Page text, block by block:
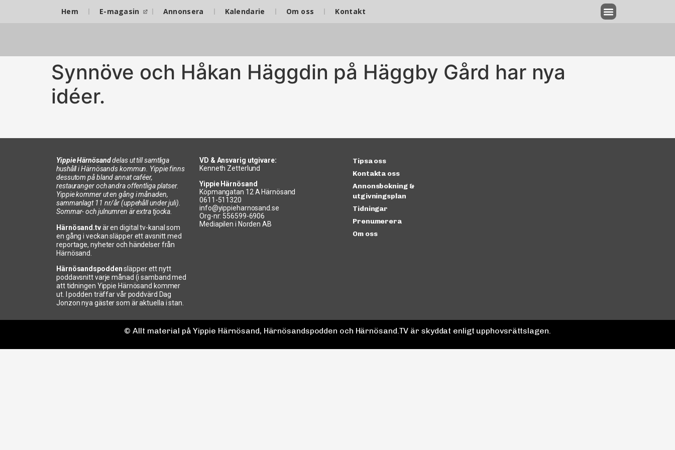
Hem E-magasin Annonsera Kalendarie Om oss Kontakt
Synnöve och Håkan Häggdin på Häggby Gård har nya
idéer.
Yippie Härnösanddelas ut till samtliga
hushåll i Härnösands kommun. Yippie finns
dessutom på bland annat caféer,
restauranger och andra offentliga platser.
Yippie kommer ut en gång i månaden,
sammanlagt 11 nr/år (uppehåll under juli).
Sommar- och julnumren är extra tjocka.
Härnösand.tvär en digital tv-kanal som
en gång i veckan släpper ett avsnitt med
reportage, nyheter och händelser från
Härnösand.
Härnösandspoddensläpper ett nytt
poddavsnitt varje månad (i samband med
att tidningen Yippie Härnösand kommer
ut. I podden träffar vår poddvärd Dag
Jonzon nya gäster som är aktuella i stan.
VD & Ansvarig utgivare:
Kenneth Zetterlund
Yippie Härnösand
Köpmangatan 12 A Härnösand
0611-511320
info@yippieharnosand.se
Org-nr: 556599-6906
Mediapilen i Norden AB
Tipsa oss
Kontakta oss
Annonsbokning &
utgivningsplan
Tidningar
Prenumerera
Om oss
© Allt material på Yippie Härnösand, Härnösandspodden och Härnösand.TV är skyddat enligt upphovsrättslagen.